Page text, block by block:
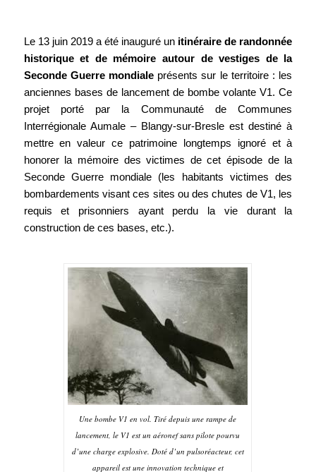
Le 13 juin 2019 a été inauguré un itinéraire de randonnée
historique et de mémoire autour de vestiges de la
Seconde Guerre mondiale présents sur le territoire : les
anciennes bases de lancement de bombe volante V1. Ce
projet porté par la Communauté de Communes
Interrégionale Aumale – Blangy-sur-Bresle est destiné à
mettre en valeur ce patrimoine longtemps ignoré et à
honorer la mémoire des victimes de cet épisode de la
Seconde Guerre mondiale (les habitants victimes des
bombardements visant ces sites ou des chutes de V1, les
requis et prisonniers ayant perdu la vie durant la
construction de ces bases, etc.).
Une bombe V1 en vol. Tiré depuis une rampe de
lancement, le V1 est un aéronef sans pilote pourvu
d’une charge explosive. Doté d’un pulsoréacteur, cet
appareil est une innovation technique et